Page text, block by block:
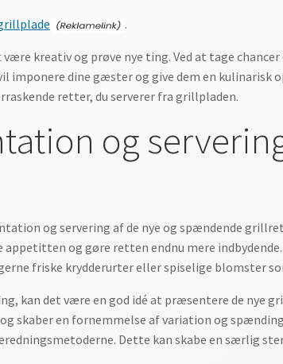
.
kreativ og prøve nye ting. Ved at tage
imponere dine gæster og give dem en kulinarisk
retter, du serverer fra grillpladen.
og
og servering af de nye og spændende
og gøre retten endnu mere
friske krydderurter eller spiselige blomster
kan det være en god idé at præsentere de
skaber en fornemmelse af variation og
Dette kan skabe en særlig